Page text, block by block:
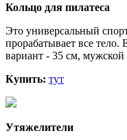
Кольцо для пилатеса
Это универсальный
прорабатывает все тело.
вариант - 35 см, мужской
Купить: тут
Утяжелители